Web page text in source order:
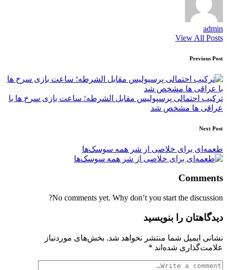
admin
View All Posts
Post
navigation
Previous Post
ترکیب احتمالی پرسپولیس مقابل الشرطه؛ ساعت بازی سرخ ها با
عراقی ها مشخص شد
Next Post
طعمه‌ای برای خلاصی از شر همه سوسک‌ها
Comments
No comments yet. Why don’t you start the discussion?
دیدگاهتان را بنویسید
نشانی ایمیل شما منتشر نخواهد شد. بخش‌های موردنیاز
علامت‌گذاری شده‌اند *